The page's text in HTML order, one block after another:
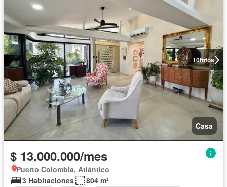
10fotos
Casa
$ 13.000.000/mes
Puerto Colombia, Atlántico
3 Habitaciones
804 m²